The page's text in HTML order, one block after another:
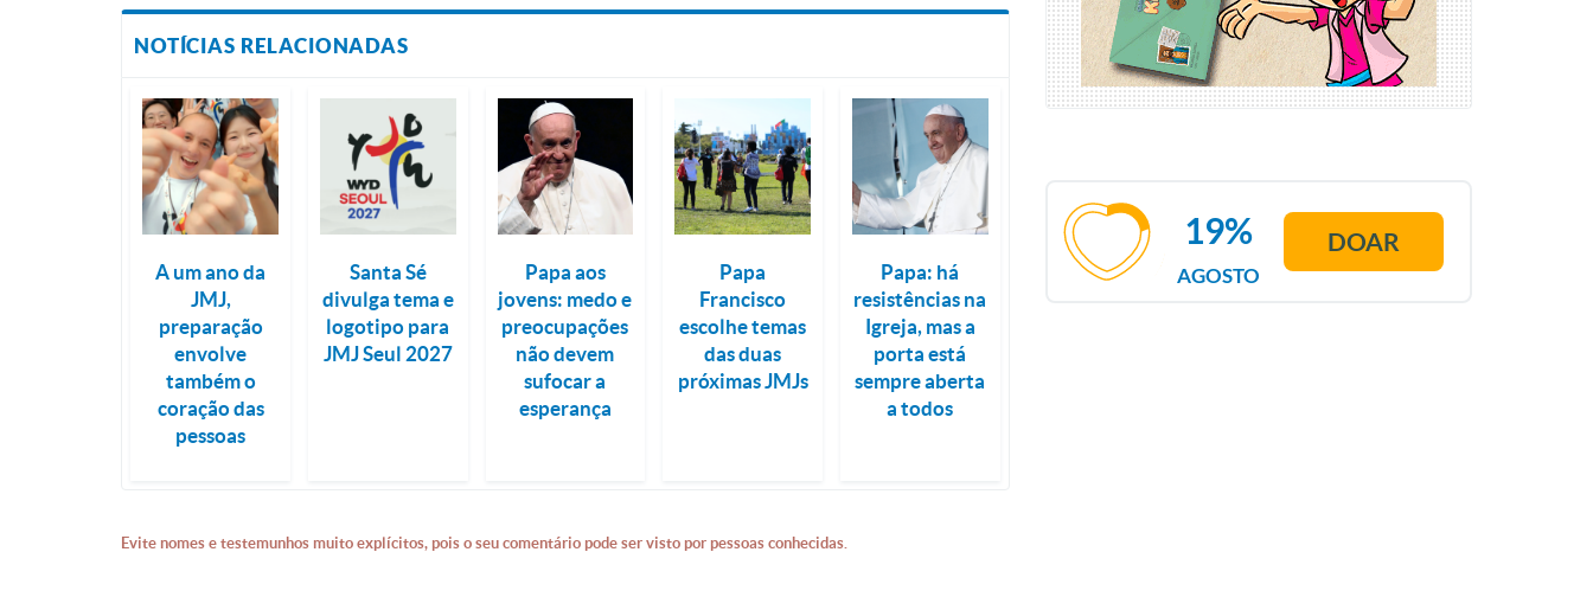
NOTÍCIAS RELACIONADAS
A um ano da
JMJ,
preparação
envolve
também o
coração das
pessoas
Santa Sé
divulga tema e
logotipo para
JMJ Seul 2027
Papa aos
jovens: medo e
preocupações
não devem
sufocar a
esperança
Papa
Francisco
escolhe temas
das duas
próximas JMJs
Papa: há
resistências na
Igreja, mas a
porta está
sempre aberta
a todos
Evite nomes e testemunhos muito explícitos, pois o seu comentário pode ser visto por pessoas conhecidas.
AGOSTO
19% DOAR